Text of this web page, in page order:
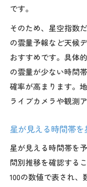
GPVと気象情
GPVと星空
気象情報で
星空指数
雲の動きか
明日や週間の星
星空指数
週間の星空
です。
そのため、星空指数
の雲量予報など天候
おすすめです。具体
の雲量が少ない時間
確率が高まります。
ライブカメラや観測
星が見える時間帯
星が見える時間帯を
間別推移を確認する
100の数値で表され